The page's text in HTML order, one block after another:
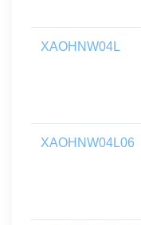
XAOHNW04L
XAOHNW04L06